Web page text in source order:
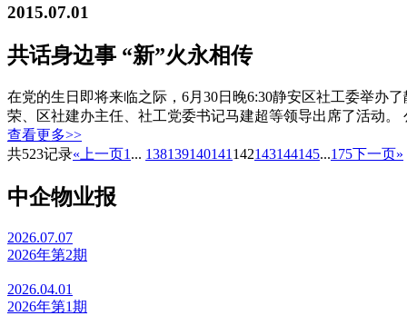
2015.07.01
共话身边事 “新”火永相传
在党的生日即将来临之际，6月30日晚6:30静安区社工委举办
荣、区社建办主任、社工党委书记马建超等领导出席了活动
查看更多>>
共523记录«上一页1 ... 138139140141 142143144145...175下一页»
中企物业报
2026.07.07
2026年第2期
2026.04.01
2026年第1期